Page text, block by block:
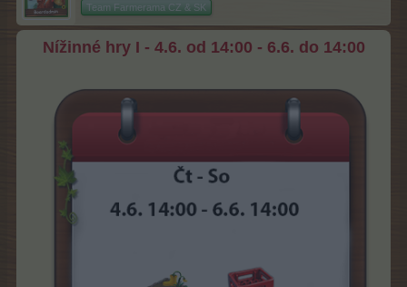
Team Farmerama CZ & SK
Nížinné hry I - 4.6. od 14:00 - 6.6. do 14:00